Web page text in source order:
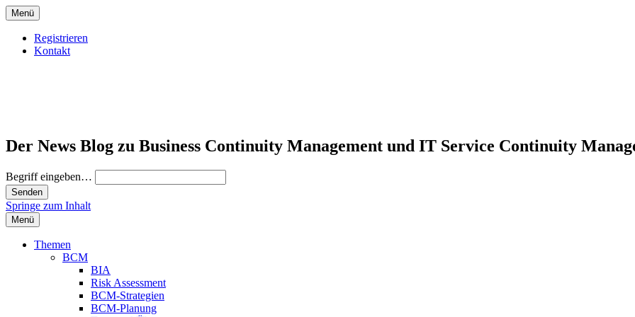
Menü
Registrieren
Kontakt
Der News Blog zu Business Continuity Management und IT Service Continuity
Begriff eingeben…
Springe zum Inhalt
Menü
Themen
BCM
BIA
Risk Assessment
BCM-Strategien
BCM-Planung